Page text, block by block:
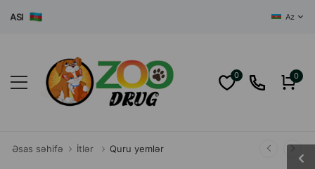
Az
0 0
Əsas səhifə İtlər Quru yemlər